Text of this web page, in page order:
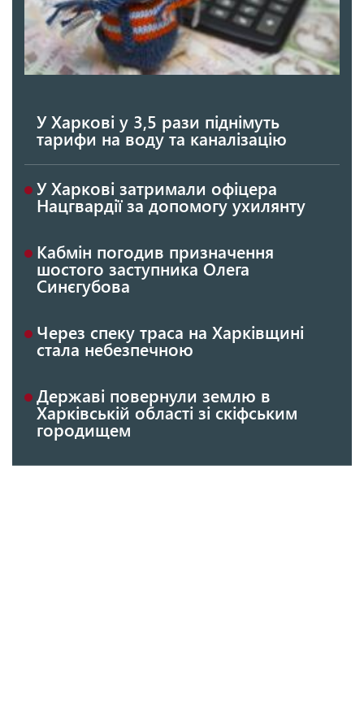
У Харкові у 3,5 рази піднімуть
тарифи на воду та каналізацію
У Харкові затримали офіцера
Нацгвардії за допомогу ухилянту
Кабмін погодив призначення
шостого заступника Олега
Синєгубова
Через спеку траса на Харківщині
стала небезпечною
Державі повернули землю в
Харківській області зі скіфським
городищем